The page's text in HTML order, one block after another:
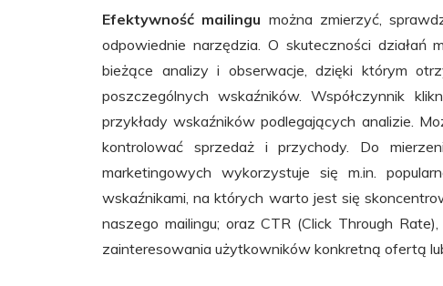
Efektywność mailingu można zmierzyć,
odpowiednie narzędzia. O skuteczności
bieżące analizy i obserwacje, dzięki którym
poszczególnych wskaźników. Współczynnik
przykłady wskaźników podlegających analizie.
kontrolować sprzedaż i przychody. Do
marketingowych wykorzystuje się m.in.
wskaźnikami, na których warto jest się
naszego mailingu; oraz CTR (Click Through
zainteresowania użytkowników konkretną ofertą